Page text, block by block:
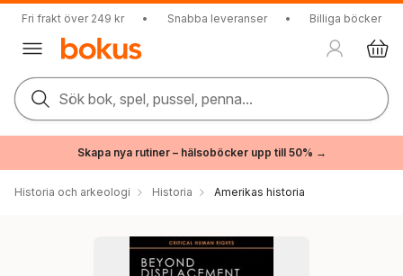
Fri frakt över 249 kr • Snabba leveranser • Billiga böcker
Sök bok, spel, pussel, penna...
Skapa nya rutiner – hälsoböcker upp till 50% →
Historia och arkeologi Historia Amerikas historia